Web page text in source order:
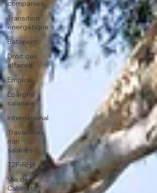
companies
Transition
énergétique
Batiment
Droit des
affaires
Emploi
Epargne
salariale
International
Travailleurs
non
salariés
T2F-RH
Vie des
Cabinets